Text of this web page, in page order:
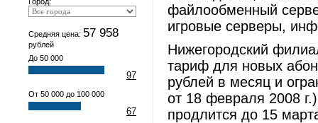
Средняя цена: 57 958
рублей
До 50 000
97
От 50 000 до 100 000
67
файлообменный
игровые серверы,
Нижегородский
тариф для новых
рублей в месяц и
от 18 февраля 2008
продлится до 15